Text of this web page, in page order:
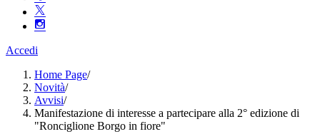
Accedi
Home Page/
Novità/
Avvisi/
Manifestazione di interesse a partecipare alla 2° edizione di
"Ronciglione Borgo in fiore"